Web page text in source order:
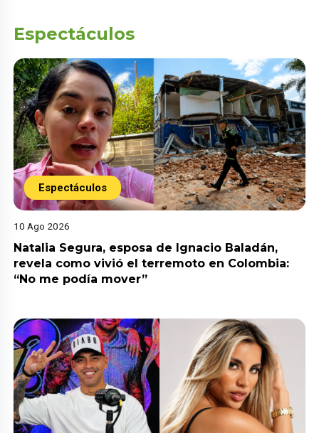
Espectáculos
Espectáculos
10 Ago 2026
Natalia Segura, esposa de Ignacio Baladán,
revela como vivió el terremoto en Colombia:
“No me podía mover”